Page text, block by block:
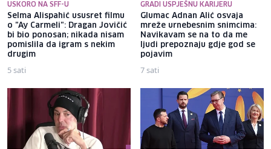
USKORO NA SFF-U
Selma Alispahić ususret filmu
o "Ay Carmeli": Dragan Jovičić
bi bio ponosan; nikada nisam
pomislila da igram s nekim
drugim
5 sati
GRADI USPJEŠNU KARIJERU
Glumac Adnan Alić osvaja
mreže urnebesnim snimcima:
Navikavam se na to da me
ljudi prepoznaju gdje god se
pojavim
7 sati